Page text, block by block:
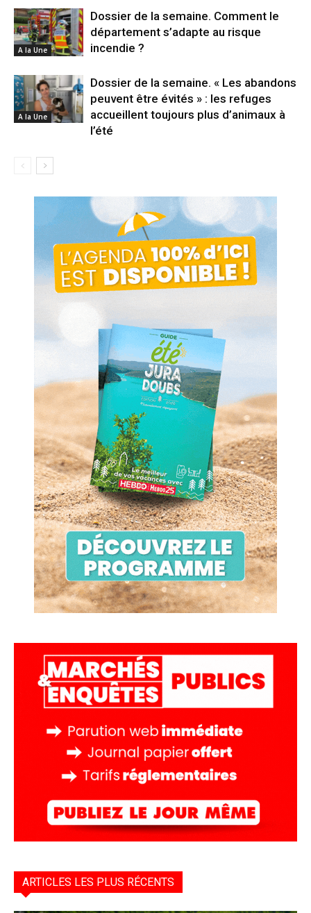
A la Une
Dossier de la semaine. Comment le
département s’adapte au risque
incendie ?
A la Une
Dossier de la semaine. « Les abandons
peuvent être évités » : les refuges
accueillent toujours plus d’animaux à
l’été
ARTICLES LES PLUS RÉCENTS